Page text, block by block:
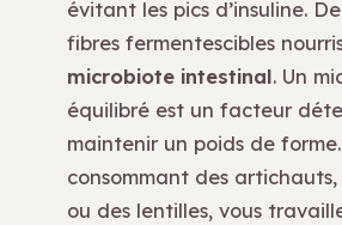
évitant les pics d’insuline.
fibres fermentescibles
microbiote intestinal. Un
équilibré est un facteur
maintenir un poids de
consommant des
ou des lentilles, vous